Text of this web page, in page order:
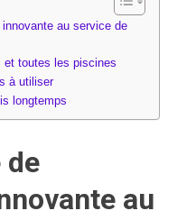
au service de
et toutes les piscines
à utiliser
longtemps
de
au